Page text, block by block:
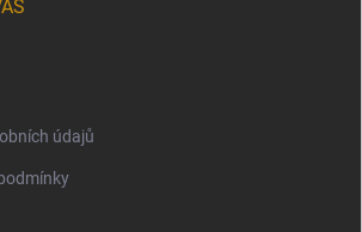
údajů